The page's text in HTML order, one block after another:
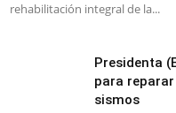
rehabilitación integral de la...
Presidenta
para
sismos